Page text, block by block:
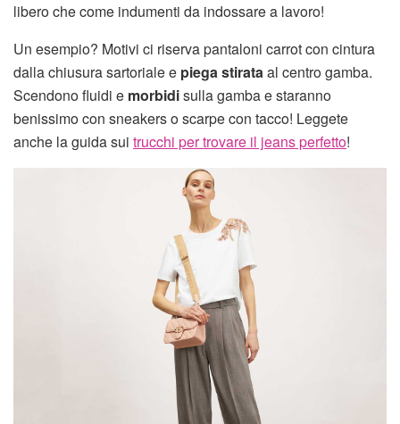
libero che come indumenti da indossare a lavoro!
Un esempio? Motivi ci riserva pantaloni carrot con cintura
dalla chiusura sartoriale e piega stirataal centro gamba.
Scendono fluidi e morbidisulla gamba e staranno
benissimo con sneakers o scarpe con tacco! Leggete
anche la guida sui trucchi per trovare il jeans perfetto!